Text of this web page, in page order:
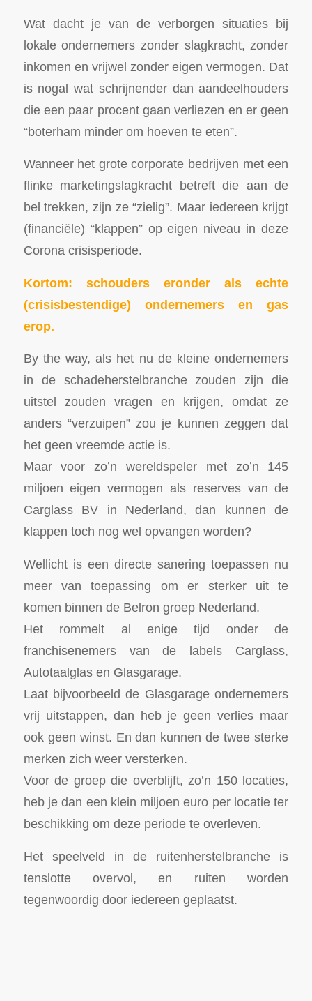
Wat dacht je van de verborgen situaties bij
lokale ondernemers zonder slagkracht, zonder
inkomen en vrijwel zonder eigen vermogen. Dat
is nogal wat schrijnender dan aandeelhouders
die een paar procent gaan verliezen en er geen
“boterham minder om hoeven te eten”.
Wanneer het grote corporate bedrijven met een
flinke marketingslagkracht betreft die aan de
bel trekken, zijn ze “zielig”. Maar iedereen krijgt
(financiële) “klappen” op eigen niveau in deze
Corona crisisperiode.
Kortom: schouders eronder als echte
(crisisbestendige) ondernemers en gas
erop.
By the way, als het nu de kleine ondernemers
in de schadeherstelbranche zouden zijn die
uitstel zouden vragen en krijgen, omdat ze
anders “verzuipen” zou je kunnen zeggen dat
het geen vreemde actie is.
Maar voor zo’n wereldspeler met zo’n 145
miljoen eigen vermogen als reserves van de
Carglass BV in Nederland, dan kunnen de
klappen toch nog wel opvangen worden?
Wellicht is een directe sanering toepassen nu
meer van toepassing om er sterker uit te
komen binnen de Belron groep Nederland.
Het rommelt al enige tijd onder de
franchisenemers van de labels Carglass,
Autotaalglas en Glasgarage.
Laat bijvoorbeeld de Glasgarage ondernemers
vrij uitstappen, dan heb je geen verlies maar
ook geen winst. En dan kunnen de twee sterke
merken zich weer versterken.
Voor de groep die overblijft, zo’n 150 locaties,
heb je dan een klein miljoen euro per locatie ter
beschikking om deze periode te overleven.
Het speelveld in de ruitenherstelbranche is
tenslotte overvol, en ruiten worden
tegenwoordig door iedereen geplaatst.